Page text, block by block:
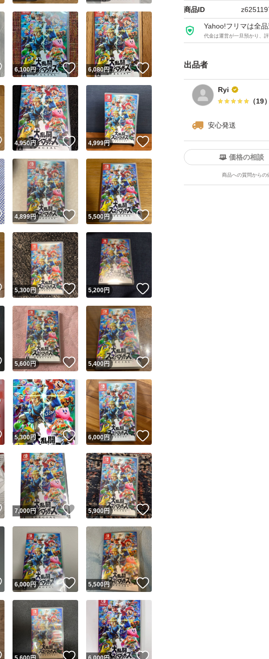
商品ID
Yahoo!フリマは全
代金は運営が一旦預かり、
出品者
Ryi
（19）
安心発送
ユーザーの実績について
Yahoo!フリマが定めた一定の基準を満たしたユーザーにバッジを付与しています
安心取引出品者
安心取引出品者 Yahoo!フリマの基準をクリアした安心・安全なユーザーです
取引実績
取引実績◯+ このユーザーはYahoo!フリマの取引を完了させた実績があります
他フリマ実績◯+ このユーザーは他フリマサービスでの取引実績があります
スピード&安心発送
※このバッジは実績に基づく表示であり、発送を保証しているものではありません
スピード＆安心発送
このユーザーは高頻度で24時間以内＆設定した発送日数内に発送し
ます
スピード発送 このユーザーは高頻度で24時間以内に発送しています
安心発送 このユーザーは設定した発送日数内に発送しています
価格の相談
商品への質問からの
この商品の情報をコピーします
商品画像の無断転載は禁止されています
コピーは1商品につき1回です
出品ページへ
キャンセル
いいね！
6,100円 いいね！
6,080円 いいね！
いいね！
4,950円 いいね！
4,999円 いいね！
いいね！
4,899円 いいね！
5,500円 いいね！
いいね！
5,300円 いいね！
5,200円
いいね！
5,600円 いいね！
5,400円 いいね！
いいね！
5,300円 いいね！
6,000円
いいね！
7,000円 いいね！
5,900円 いいね！
いいね！
6,000円 いいね！
5,500円
いいね！ いいね！